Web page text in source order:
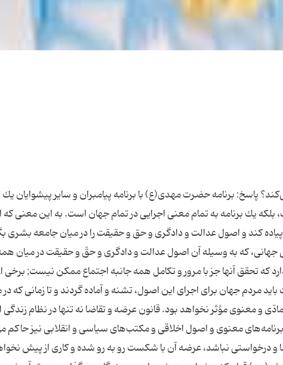
پاسخ: برنامه حضرت مهدی(ع) با برنامه پیامبران و سایر پیشوایان یك
بلكه یك برنامه به تمام معنی اجرایی در تمام جهان است. به این معنی كه
پیاده كند و اصول عدالت و دادگری و حق و حقیقت را در میان جامعه
جهانی، كه به وسیله آن اصول عدالت و دادگری و حقّ و حقیقت در
كه تحقق آنها جز با مرور و تكامل همه جانبه اجتماع ممكن نیست; برخی
مردم جهان برای اجرای این اصول، تشنه و آماده گردند و تا زمانی كه
و معنوی مؤثر نخواهد بود. قانون عرضه و تقاضا نه تنها در نظام
معنوی و اصول اخلاقی و مكتب‌های سیاسی و انقلابی نیز حاكم
و درخواستی نباشد، عرضه آن با شكست رو به رو شده و كاری از پیش